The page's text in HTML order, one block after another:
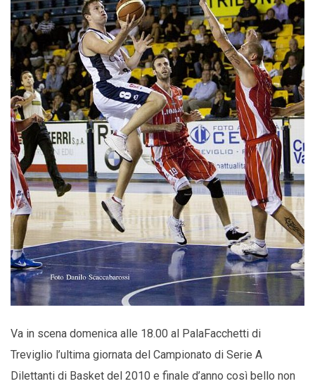
Va in scena domenica alle 18.00 al PalaFacchetti di
Treviglio l’ultima giornata del Campionato di Serie A
Dilettanti di Basket del 2010 e finale d’anno così bello non